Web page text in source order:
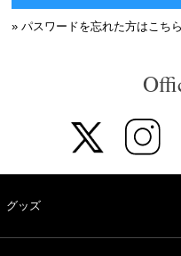
» パスワードを忘れた方はこちら
グッズ